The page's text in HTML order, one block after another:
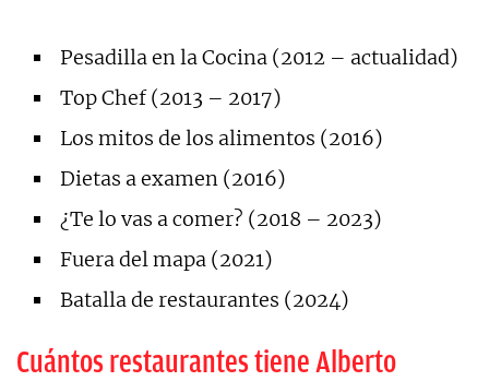
Pesadilla en la Cocina (2012 – actualidad)
Top Chef (2013 – 2017)
Los mitos de los alimentos (2016)
Dietas a examen (2016)
¿Te lo vas a comer? (2018 – 2023)
Fuera del mapa (2021)
Batalla de restaurantes (2024)
Cuántos restaurantes tiene Alberto